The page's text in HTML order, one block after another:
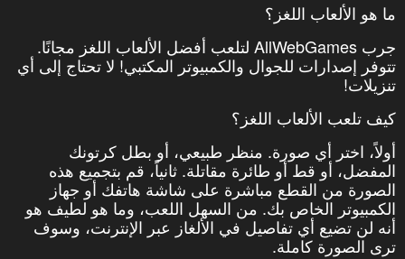
ما هو الألعاب اللغز؟
جرب AllWebGames لتلعب أفضل الألعاب اللغز مجانًا.
تتوفر إصدارات للجوال والكمبيوتر المكتبي! لا تحتاج إلى أي
تنزيلات!
كيف تلعب الألعاب اللغز؟
أولاً، اختر أي صورة. منظر طبيعي، أو بطل كرتونك
المفضل، أو قط أو طائرة مقاتلة. ثانياً، قم بتجميع هذه
الصورة من القطع مباشرة على شاشة هاتفك أو جهاز
الكمبيوتر الخاص بك. من السهل اللعب، وما هو لطيف هو
أنه لن تضيع أي تفاصيل في الألغاز عبر الإنترنت، وسوف
ترى الصورة كاملة.